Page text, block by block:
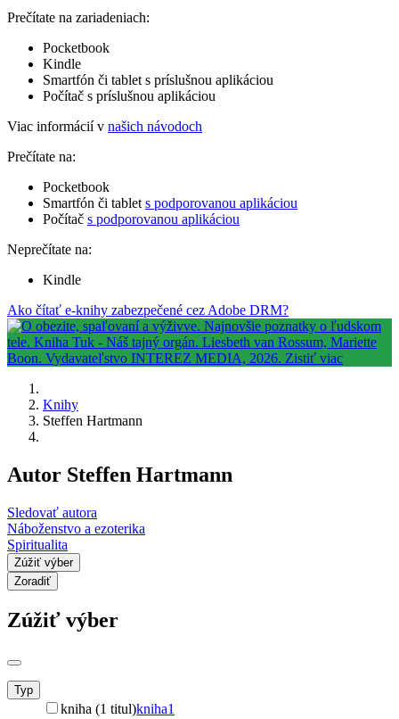
Prečítate na zariadeniach:
Pocketbook
Kindle
Smartfón či tablet s príslušnou aplikáciou
Počítač s príslušnou aplikáciou
Viac informácií v našich návodoch
Prečítate na:
Pocketbook
Smartfón či tablet s podporovanou aplikáciou
Počítač s podporovanou aplikáciou
Neprečítate na:
Kindle
Ako čítať e-knihy zabezpečené cez Adobe DRM?
Knihy
Steffen Hartmann
Autor Steffen Hartmann
Sledovať autora
Náboženstvo a ezoterika
Spiritualita
Zúžiť výber
Zoradiť
Zúžiť výber
Typ
kniha (1 titul)kniha1